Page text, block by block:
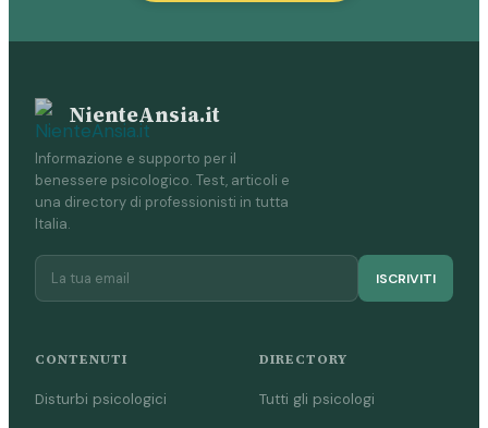
NienteAnsia.it
Informazione e supporto per il
benessere psicologico. Test, articoli e
una directory di professionisti in tutta
Italia.
ISCRIVITI
CONTENUTI
Disturbi psicologici
DIRECTORY
Tutti gli psicologi